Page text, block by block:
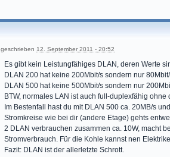
geschrieben 12. September 2011 - 20:52
Es gibt kein Leistungfähiges DLAN, deren Werte
DLAN 200 hat keine 200Mbit/s sondern nur
DLAN 500 hat keine 500Mbit/s sondern nur
BTW, normales LAN ist auch full-duplexfähig
Im Bestenfall hast du mit DLAN 500 ca. 20MB/s
Stromkreise wie bei dir (andere Etage) gehts
2 DLAN verbrauchen zusammen ca. 10W, macht
Stromverbrauch. Für die Kohle kannst nen
Fazit: DLAN ist der allerletzte Schrott.